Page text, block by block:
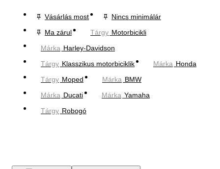
Vásárlás most
Nincs minimálár
Ma zárul
Tárgy Motorbicikli
Márka Harley-Davidson
Tárgy Klasszikus motorbiciklik Márka Honda
Tárgy Moped Márka BMW
Márka Ducati Márka Yamaha
Tárgy Robogó